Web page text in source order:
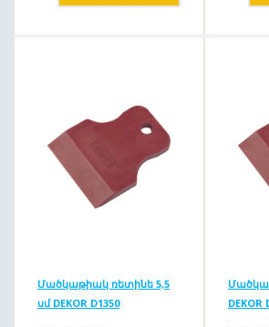
Մածկաթիակ ռետինե 5,5
սմ DEKOR D1350
DEKOR